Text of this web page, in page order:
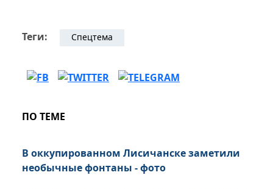
Теги: Спецтема
ПО ТЕМЕ
В оккупированном Лисичанске заметили
необычные фонтаны - фото